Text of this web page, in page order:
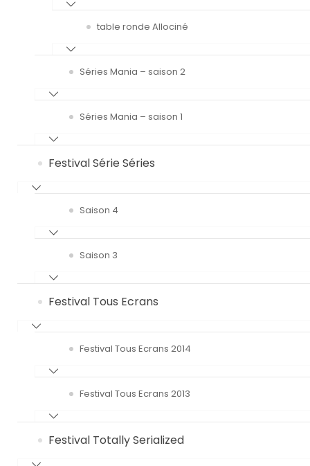
table ronde Allociné
Séries Mania – saison 2
Séries Mania – saison 1
Festival Série Séries
Saison 4
Saison 3
Festival Tous Ecrans
Festival Tous Ecrans 2014
Festival Tous Ecrans 2013
Festival Totally Serialized